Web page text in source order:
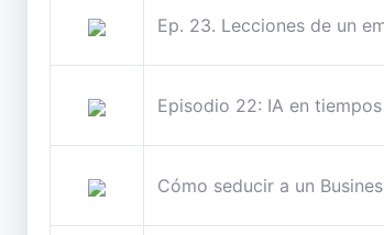
Ep. 23. Lecciones de un
Episodio 22: IA en
Cómo seducir a un